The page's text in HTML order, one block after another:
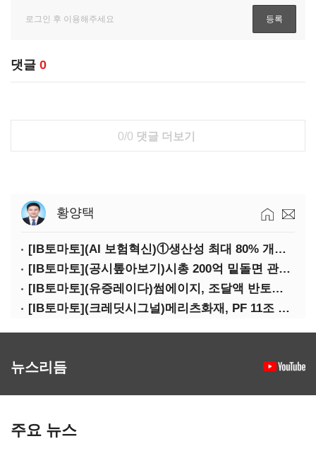
댓글 0
0/0 댓글 더보기
황양택
[IB토마토](AI 보험혁신)①생산성 최대 80% 개선…현실은 '실행 격차'
[IB토마토](공시톺아보기)시총 200억 밑돌면 관리종목…상폐 피하려면
[IB토마토](유증레이다)썸에이지, 조달액 반토막…시총 200억 못 넘으면 철회
[IB토마토](크레딧시그널)메리츠화재, PF 11조 노출…부동산 사업성 저하 우려
뉴스리듬
주요 뉴스